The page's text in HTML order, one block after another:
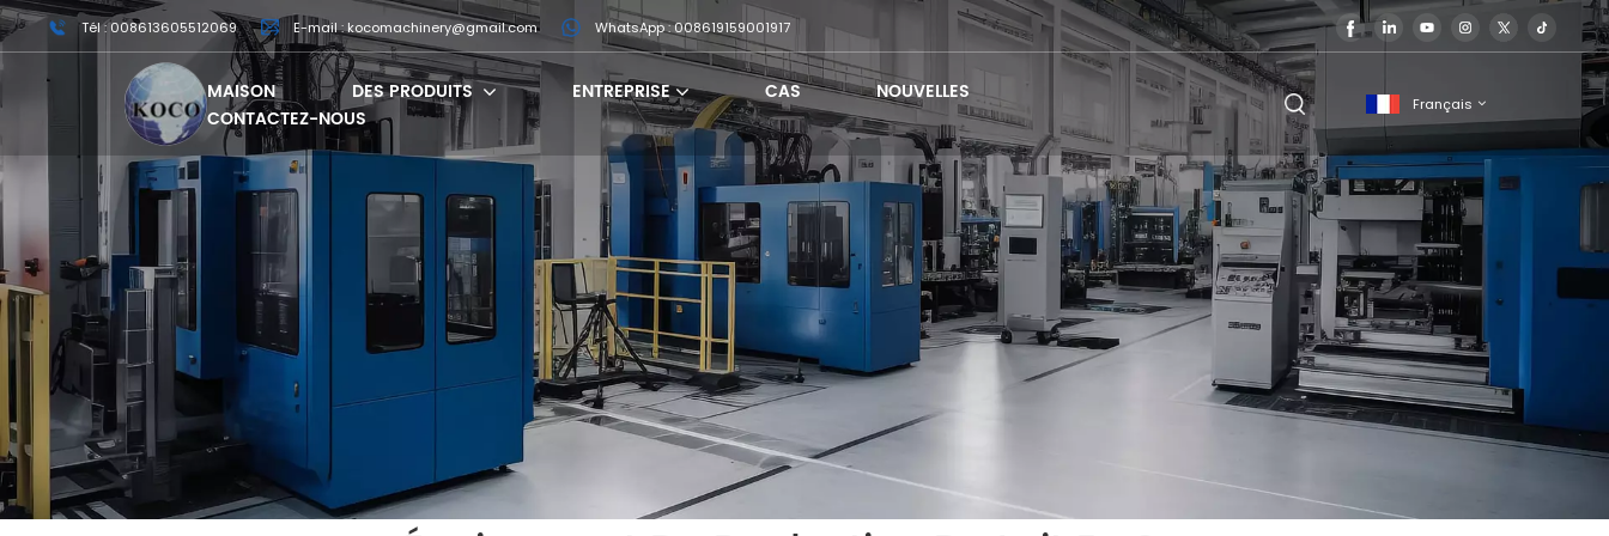
Tél : 008613605512069 E-mail : kocomachinery@gmail.com WhatsApp : 008619159001917
MAISON DES PRODUITS ENTREPRISE CAS
NOUVELLES
CONTACTEZ-NOUS
Français
English
français